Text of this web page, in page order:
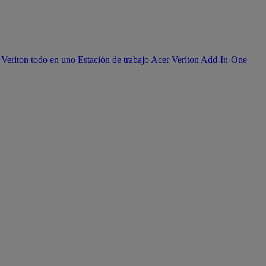
todo en uno Estación de trabajo Acer Veriton Add-In-One